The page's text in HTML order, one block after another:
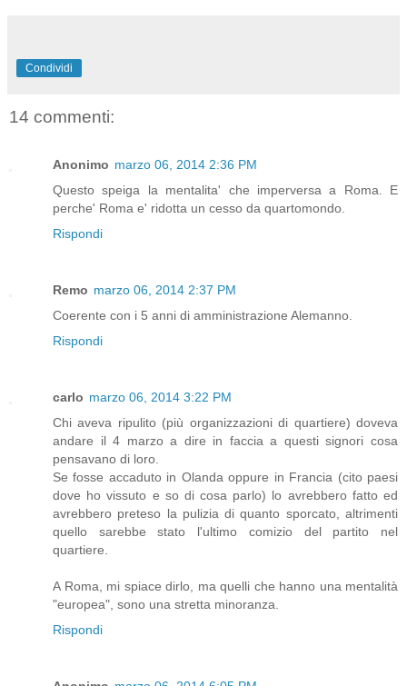
Condividi
14 commenti:
Anonimo marzo 06, 2014 2:36 PM
Questo speiga la mentalita' che imperversa a Roma. E
perche' Roma e' ridotta un cesso da quartomondo.
Rispondi
Remo marzo 06, 2014 2:37 PM
Coerente con i 5 anni di amministrazione Alemanno.
Rispondi
carlo marzo 06, 2014 3:22 PM
Chi aveva ripulito (più organizzazioni di quartiere) doveva
andare il 4 marzo a dire in faccia a questi signori cosa
pensavano di loro.
Se fosse accaduto in Olanda oppure in Francia (cito paesi
dove ho vissuto e so di cosa parlo) lo avrebbero fatto ed
avrebbero preteso la pulizia di quanto sporcato, altrimenti
quello sarebbe stato l'ultimo comizio del partito nel
quartiere.
A Roma, mi spiace dirlo, ma quelli che hanno una mentalità
"europea", sono una stretta minoranza.
Rispondi